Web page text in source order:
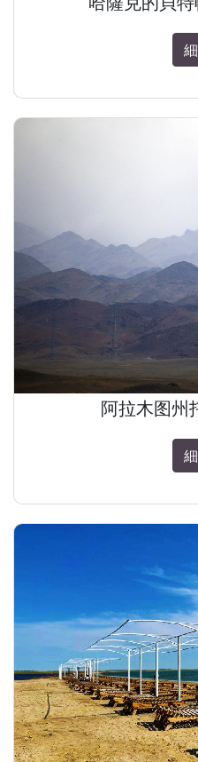
阿拉木图州